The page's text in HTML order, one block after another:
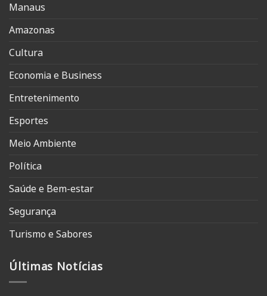
Manaus
Amazonas
Cultura
Economia e Business
Entretenimento
Esportes
Meio Ambiente
Política
Saúde e Bem-estar
Segurança
Turismo e Sabores
Últimas Notícias